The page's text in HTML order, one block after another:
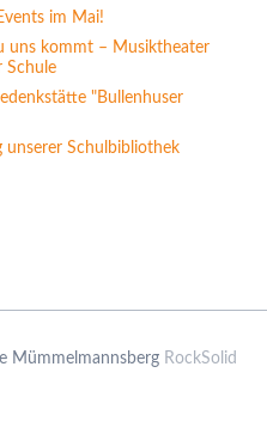
im Mai!
uns kommt – Musiktheater
Schule
"Bullenhuser
unserer Schulbibliothek
Mümmelmannsberg RockSolid